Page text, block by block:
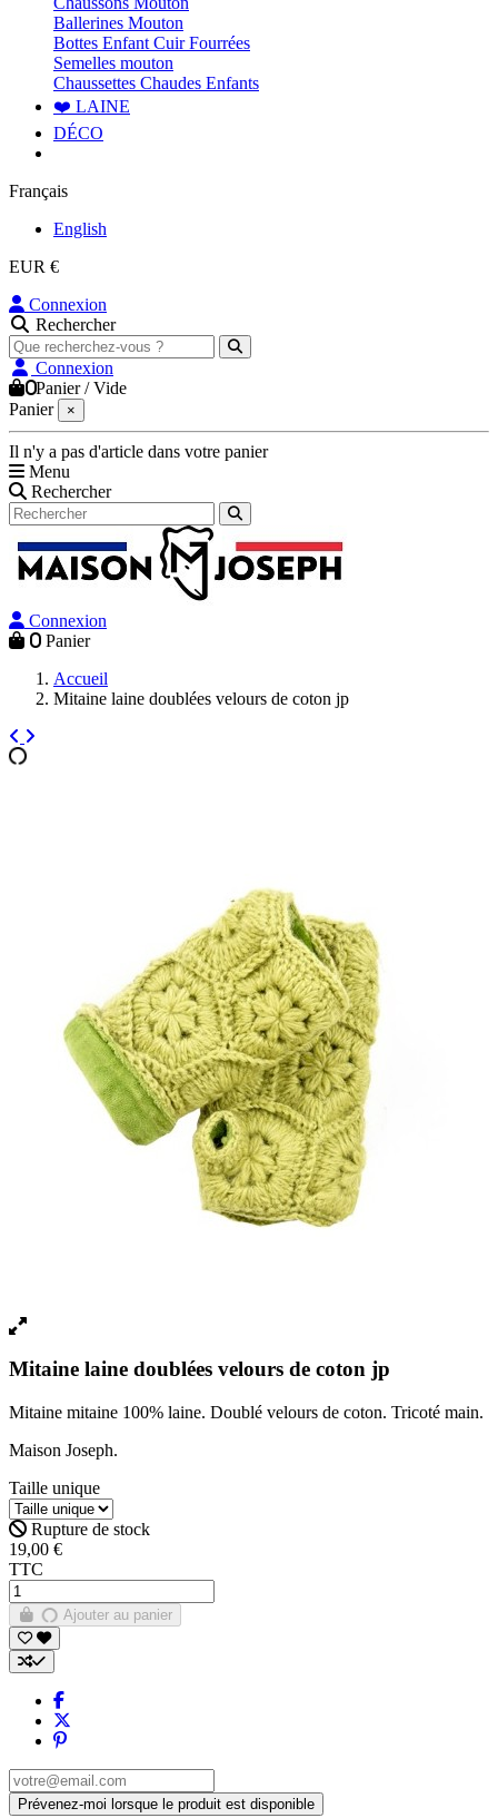
Ballerines Mouton
Bottes Enfant Cuir Fourrées
Semelles mouton
Chaussettes Chaudes Enfants
❤️ LAINE
DÉCO
Français
English
EUR €
Connexion
Rechercher
Connexion
0Panier /Vide
Panier
×
Il n'y a pas d'article dans votre panier
Menu
Rechercher
Connexion
0 Panier
Accueil
Mitaine laine doublées velours de coton jp
Mitaine laine doublées velours de coton jp
Mitaine mitaine 100% laine. Doublé velours de coton. Tricoté main.
Maison Joseph.
Taille unique
Rupture de stock
19,00 €
TTC
Ajouter au panier